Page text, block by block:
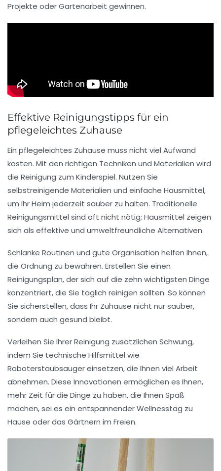
Projekte oder Gartenarbeit gewinnen.
Effektive Reinigungstipps für ein
pflegeleichtes Zuhause
Ein pflegeleichtes Zuhause muss nicht viel Aufwand
kosten. Mit den richtigen Techniken und Materialien wird
die Reinigung zum Kinderspiel. Nutzen Sie
selbstreinigende Materialien und einfache Hausmittel,
um Ihr Heim jederzeit sauber zu halten. Traditionelle
Reinigungsmittel sind oft nicht nötig; Hausmittel zeigen
sich als effektive und umweltfreundliche Alternativen.
Schlanke Routinen und gute Organisation helfen Ihnen,
die Ordnung zu bewahren. Erstellen Sie einen
Reinigungsplan, der sich auf die zehn wichtigsten Dinge
konzentriert, die Sie täglich reinigen sollten. So können
Sie sicherstellen, dass Ihr Zuhause nicht nur sauber,
sondern auch gesund bleibt.
Verleihen Sie Ihrer Reinigung zusätzlichen Schwung,
indem Sie technische Hilfsmittel wie
Roboterstaubsauger einsetzen, die Ihnen viel Arbeit
abnehmen. Diese Innovationen ermöglichen es Ihnen,
mehr Zeit für die Dinge zu haben, die Ihnen Spaß
machen, sei es ein entspannenderWellnesstag zu
Hause oder das Gärtnern im Freien.